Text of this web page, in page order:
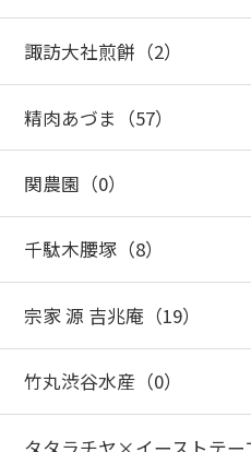
諏訪大社煎餅 （2）
精肉あづま （57）
関農園 （0）
千駄木腰塚（8）
宗家 源 吉兆庵 （19）
竹丸渋谷水産（0）